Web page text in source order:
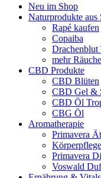
Neu im Shop
Naturprodukte aus
Rapé kaufen
Copaiba
Drachenblut
mehr
CBD Produkte
CBD Blüten
CBD Gel &
CBD Öl
CBG Öl
Aromatherapie
Primavera
Primavera
Voswald